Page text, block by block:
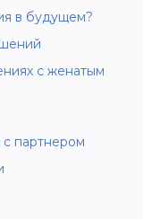
в будущем?
с женатым
партнером